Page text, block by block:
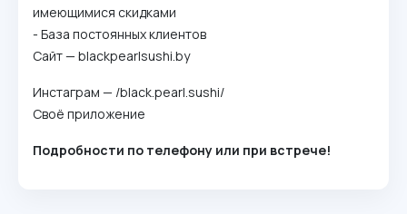
имеющимися скидками
- База постоянных клиентов
Сайт — blackpearlsushi.by
Инстаграм — /black.pearl.sushi/
Своё приложение
Подробности по телефону или при встрече!